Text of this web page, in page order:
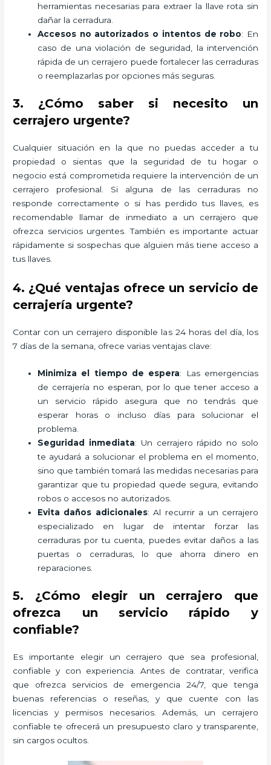
herramientas necesarias para extraer la llave rota sin
dañar la cerradura.
Accesos no autorizados o intentos de robo: En
caso de una violación de seguridad, la intervención
rápida de un cerrajero puede fortalecer las cerraduras
o reemplazarlas por opciones más seguras.
3. ¿Cómo saber si necesito un
cerrajero urgente?
Cualquier situación en la que no puedas acceder a tu
propiedad o sientas que la seguridad de tu hogar o
negocio está comprometida requiere la intervención de un
cerrajero profesional. Si alguna de las cerraduras no
responde correctamente o si has perdido tus llaves, es
recomendable llamar de inmediato a un cerrajero que
ofrezca servicios urgentes. También es importante actuar
rápidamente si sospechas que alguien más tiene acceso a
tus llaves.
4. ¿Qué ventajas ofrece un servicio de
cerrajería urgente?
Contar con un cerrajero disponible las 24 horas del día, los
7 días de la semana, ofrece varias ventajas clave:
Minimiza el tiempo de espera: Las emergencias
de cerrajería no esperan, por lo que tener acceso a
un servicio rápido asegura que no tendrás que
esperar horas o incluso días para solucionar el
problema.
Seguridad inmediata: Un cerrajero rápido no solo
te ayudará a solucionar el problema en el momento,
sino que también tomará las medidas necesarias para
garantizar que tu propiedad quede segura, evitando
robos o accesos no autorizados.
Evita daños adicionales: Al recurrir a un cerrajero
especializado en lugar de intentar forzar las
cerraduras por tu cuenta, puedes evitar daños a las
puertas o cerraduras, lo que ahorra dinero en
reparaciones.
5. ¿Cómo elegir un cerrajero que
ofrezca un servicio rápido y
confiable?
Es importante elegir un cerrajero que sea profesional,
confiable y con experiencia. Antes de contratar, verifica
que ofrezca servicios de emergencia 24/7, que tenga
buenas referencias o reseñas, y que cuente con las
licencias y permisos necesarios. Además, un cerrajero
confiable te ofrecerá un presupuesto claro y transparente,
sin cargos ocultos.